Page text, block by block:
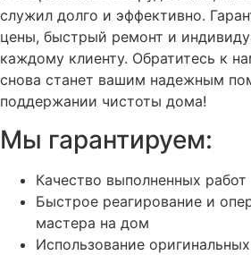
служил долго и эффективно.
цены, быстрый ремонт и
каждому клиенту. Обратитесь к
снова станет вашим надежным
поддержании чистоты дома!
Мы гарантируем:
Качество выполненных работ
Быстрое реагирование и
мастера на дом
Использование